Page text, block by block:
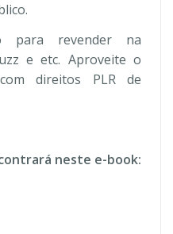
para revender na
e etc. Aproveite o
direitos PLR de
neste e-book: